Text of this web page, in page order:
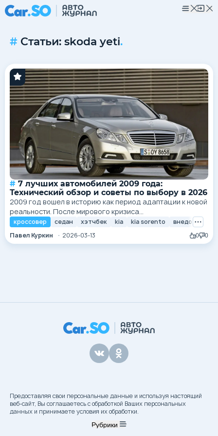
Рубрики
Статьи: skoda yeti.
Технический обзор и советы по выбору в 2026
2009 год вошел в историю как период адаптации к новой
реальности. После мирового кризиса
автопроизводители сменили вектор: на смену чистой
экспрессии пришла продуманная инженерия. Для
покупателя в 2026 году этот год является точкой
кроссовер седан хэтчбек kia kia sorento
внедорожник
Павел Куркин
2026-03-13 0 0
Предоставляя свои персональные данные и используя настоящий
веб-сайт, Вы соглашаетесь с обработкой Ваших персональных
данных и принимаете условия их обработки.